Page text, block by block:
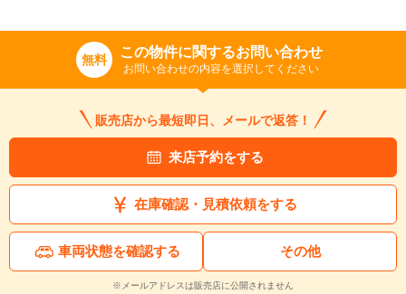
無料 この物件に関するお問い合わせ
お問い合わせの内容を選択してください
販売店から最短即日、メールで返答！
来店予約をする
在庫確認・見積依頼をする
車両状態を確認する その他
※メールアドレスは販売店に公開されません